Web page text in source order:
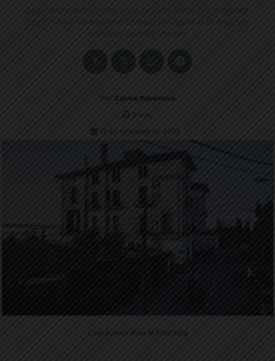
Després de més de cinc anys de lluita veïnal per preservar
l'edifici i obrir-lo a la gent, torna a ser vigent la llicència per
construir un hotel de luxe
Per Carme Rocamora
2 min.
17 de setembre de 2025
Casa Buenos Aires © Emili Puig